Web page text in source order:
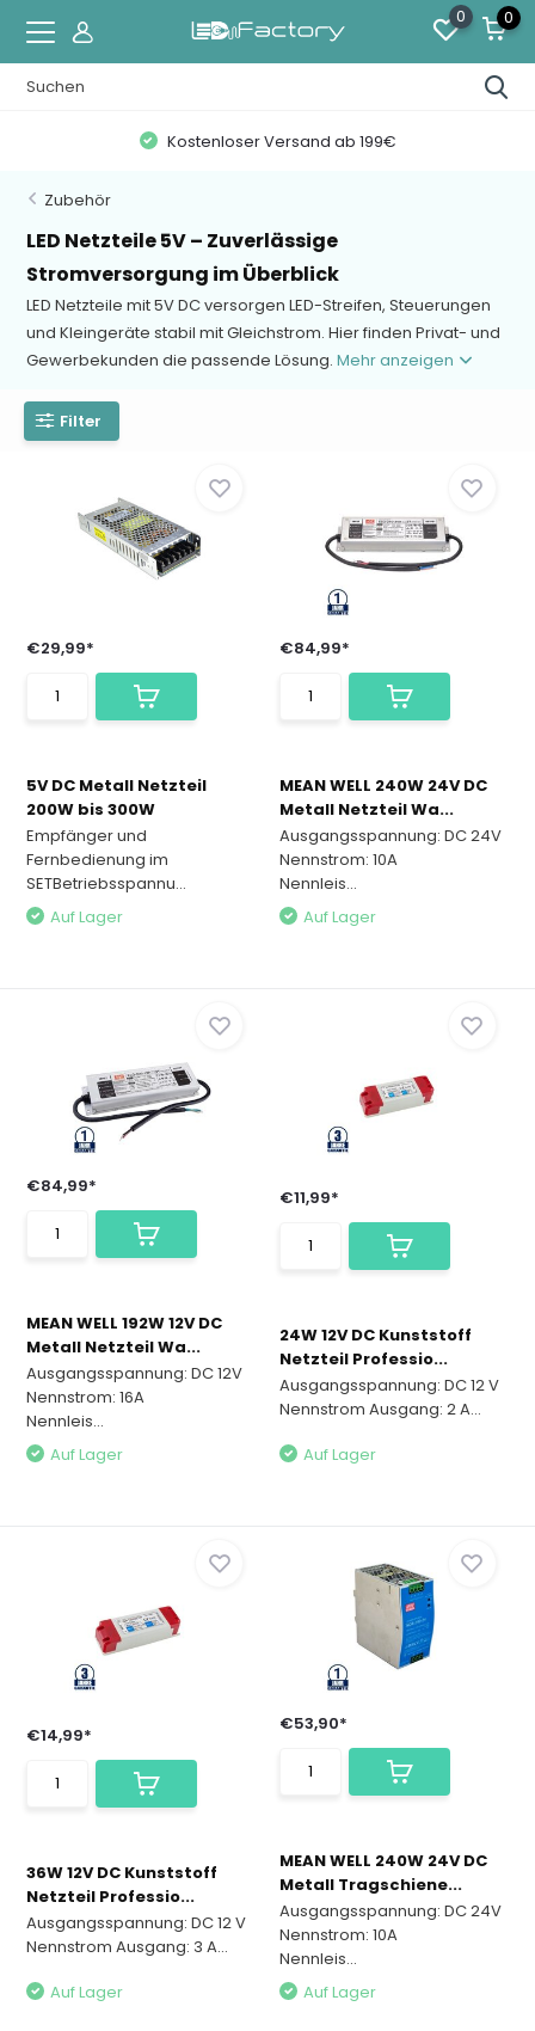
0 0
Versand ab 199€
Zubehör
LED Netzteile 5V – Zuverlässige
Stromversorgung im Überblick
LED Netzteile mit 5V DC versorgen LED-Streifen, Steuerungen
und Kleingeräte stabil mit Gleichstrom. Hier finden Privat- und
Gewerbekunden die passende Lösung.Mehr anzeigen
Filter
€29,99*
5V DC Metall Netzteil
200W bis 300W
Empfänger und
Fernbedienung im
SETBetriebsspannu...
Auf Lager
€84,99*
MEAN WELL 240W 24V DC
Metall Netzteil Wa...
Ausgangsspannung: DC 24V
Nennstrom: 10A
Nennleis...
Auf Lager
€84,99*
MEAN WELL 192W 12V DC
Metall Netzteil Wa...
Ausgangsspannung: DC 12V
Nennstrom: 16A
Nennleis...
Auf Lager
€11,99*
24W 12V DC Kunststoff
Netzteil Professio...
Ausgangsspannung: DC 12 V
Nennstrom Ausgang: 2 A...
Auf Lager
€14,99*
36W 12V DC Kunststoff
Netzteil Professio...
Ausgangsspannung: DC 12 V
Nennstrom Ausgang: 3 A...
Auf Lager
€53,90*
MEAN WELL 240W 24V DC
Metall Tragschiene...
Ausgangsspannung: DC 24V
Nennstrom: 10A
Nennleis...
Auf Lager